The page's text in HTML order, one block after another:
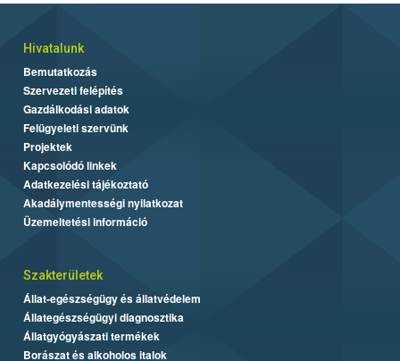
Hivatalunk
Bemutatkozás
Szervezeti felépítés
Gazdálkodási adatok
Felügyeleti szervünk
Projektek
Kapcsolódó linkek
Adatkezelési tájékoztató
Akadálymentességi nyilatkozat
Üzemeltetési információ
Szakterületek
Állat-egészségügy és állatvédelem
Állategészségügyi diagnosztika
Állatgyógyászati termékek
Borászat és alkoholos italok